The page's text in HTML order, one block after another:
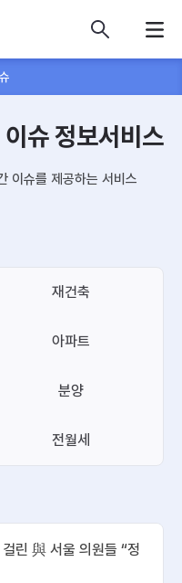
슈 정보서비스
이슈를 제공하는 서비스
재건축
아파트
분양
전월세
린 與 서울 의원들 “정